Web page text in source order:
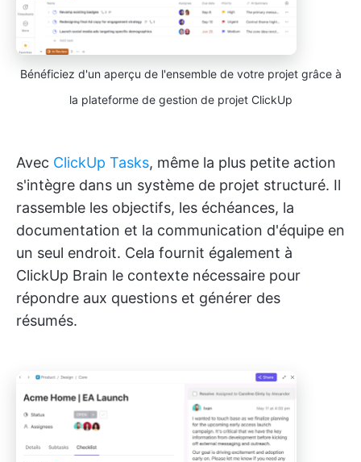
Bénéficiez d'un aperçu de l'ensemble de votre projet grâce à
la plateforme de gestion de projet ClickUp
Avec ClickUp Tasks, même la plus petite action
s'intègre dans un système de projet structuré. Il
rassemble les objectifs, les échéances, la
documentation et la communication d'équipe en
un seul endroit. Cela fournit également à
ClickUp Brain le contexte nécessaire pour
répondre aux questions et générer des
résumés.